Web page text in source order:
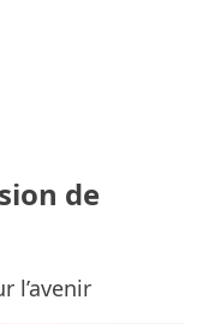
de
l’avenir